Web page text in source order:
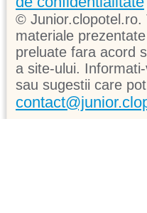
© Junior.clopotel.ro.
materiale
preluate fara acord
a site-ului.
sau sugestii care